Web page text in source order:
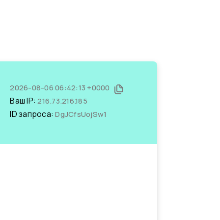
2026-08-06 06:42:13 +0000
Ваш IP:216.73.216.185
ID запроса:DgJCfsUojSw1